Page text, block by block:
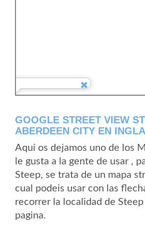
GOOGLE STREET VIEW
ABERDEEN CITY EN
Aqui os dejamos uno de los
le gusta a la gente de usar ,
Steep, se trata de un mapa
cual podeis usar con las
recorrer la localidad de
pagina.